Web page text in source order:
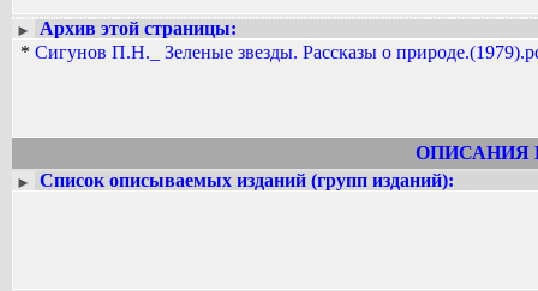
►
Архив этой страницы:
* Сигунов П.Н._ Зеленые звезды. Рассказы о
ОПИСАНИЯ
► Список описываемых изданий (групп изданий):